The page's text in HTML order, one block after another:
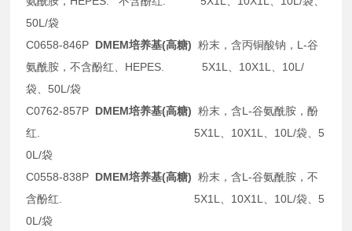
50L/袋
C0658-846P DMEM培养基(高糖) 粉末，含丙铜酸钠，L-谷
氨酰胺，不含酚红、HEPES. 5X1L、10X1L、10L/
袋、50L/袋
C0762-857P DMEM培养基(高糖) 粉末，含L-谷氨酰胺，酚
红. 5X1L、10X1L、10L/袋、5
0L/袋
C0558-838P DMEM培养基(高糖) 粉末，含L-谷氨酰胺，不
含酚红. 5X1L、10X1L、10L/袋、5
0L/袋